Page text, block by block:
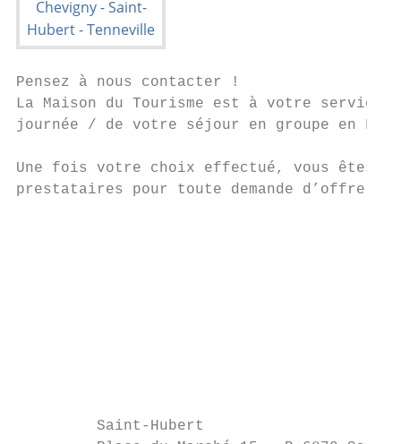
Pensez à nous contacter !
La Maison du Tourisme est à votre
journée / de votre séjour en groupe en
Une fois votre choix effectué, vous êtes
prestataires pour toute demande d’offre
         Saint-Hubert